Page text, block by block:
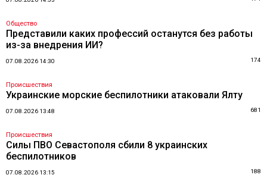
Общество
Представили каких профессий останутся без работы
из-за внедрения ИИ?
07.08.2026 14:30 174
Происшествия
Украинские морские беспилотники атаковали Ялту
07.08.2026 13:48 681
Происшествия
Силы ПВО Севастополя сбили 8 украинских
беспилотников
07.08.2026 13:15 188